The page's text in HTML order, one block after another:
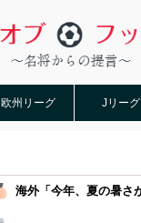
欧州リーグ Jリーグ
海外「今年、夏の暑さ